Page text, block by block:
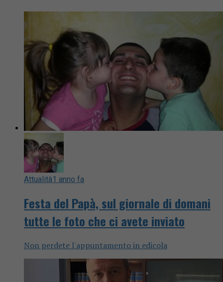
Attualità1 anno fa
Festa del Papà, sul giornale di domani
tutte le foto che ci avete inviato
Non perdete l'appuntamento in edicola